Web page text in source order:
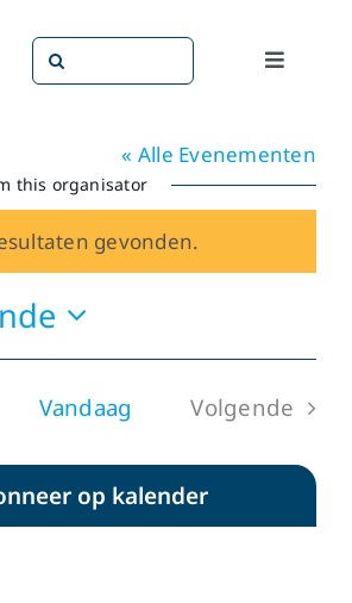
Toggle
Dossiers
Zoeken
naar:
« Alle Evenementen
this organisator
gevonden.
Vandaag
Volgende
op kalender